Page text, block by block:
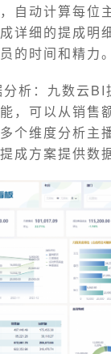
自动计算每位
详细的提成明
的时间和精力。
析：九数云BI
，可以从销售
个维度分析主
成方案提供数